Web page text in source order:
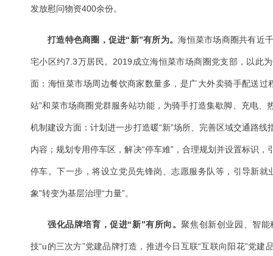
发放慰问物资400余份。
打造特色商圈，促进“新”有所为。海恒菜市场商圈共有近
宅小区约7.3万居民。2019成立海恒菜市场商圈党支部，以此
面：海恒菜市场周边餐饮商家数量多，是广大外卖骑手配送过
站”和菜市场商圈党群服务站功能，为骑手打造集歇脚、充电、
机制建设方面：计划进一步打造暖“新”场所、完善区域交通路
内容；规划专用停车区，解决“停车难”，合理规划并设置标识
停车。下一步，将设立党员先锋岗、志愿服务队等，引导新就
象”转变为基层治理“力量”。
强化品牌培育，促进“新”有所向。聚焦创新创业园、智
技“u的三次方”党建品牌打造，推进今日互联“互联向阳花”党建